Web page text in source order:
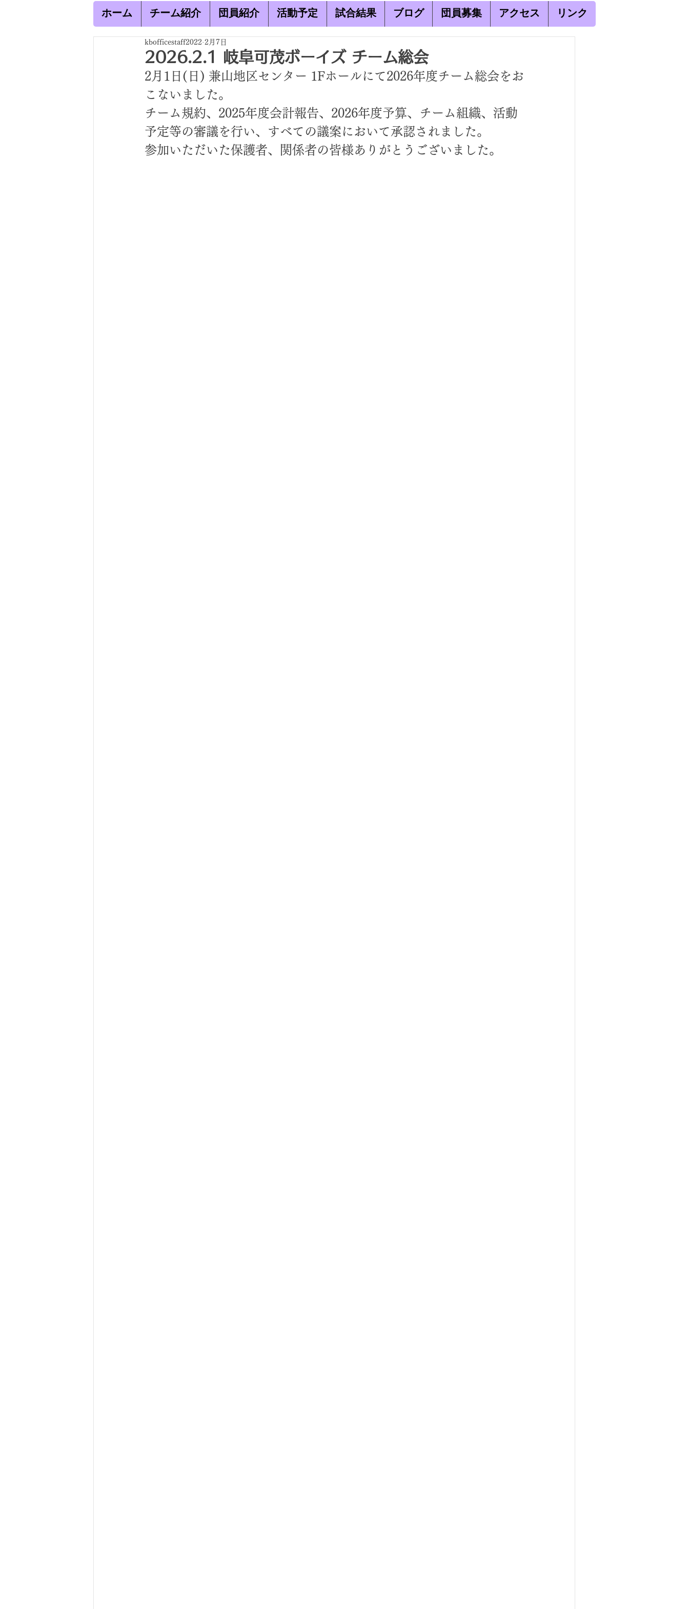
ホーム チーム紹介 団員紹介 活動予定 試合結果 ブログ 団員募集 アクセス リンク
2026.2.1 岐阜可茂ボーイズ チーム総会
kbofficestaff2022 2月7日
2月1日(日) 兼山地区センター 1Fホールにて2026年度チーム総会をお
こないました。
チーム規約、2025年度会計報告、2026年度予算、チーム組織、活動
予定等の審議を行い、すべての議案において承認されました。
参加いただいた保護者、関係者の皆様ありがとうございました。